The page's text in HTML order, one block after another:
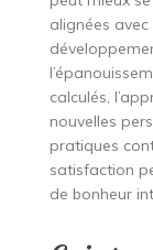
alignées
calculés,
nouvelles
pratiques
satisfaction
de bonheur